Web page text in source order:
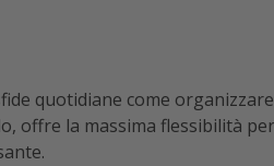
quotidiane come
la massima flessibilità